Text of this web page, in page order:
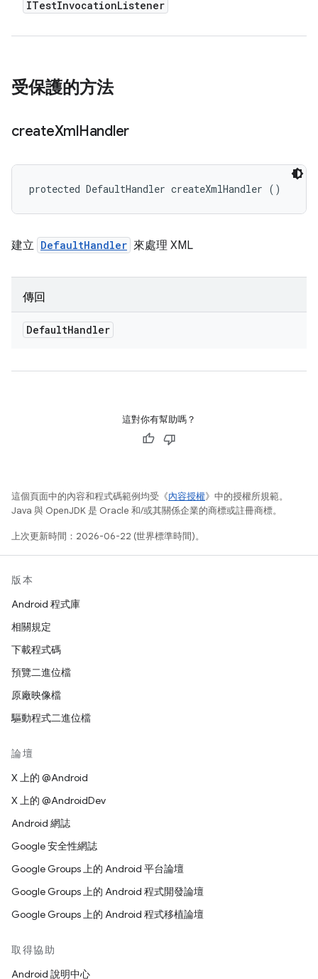
ITestInvocationListener
受保護的方法
createXmlHandler
protected DefaultHandler createXmlHandler ()
建立 DefaultHandler 來處理 XML
傳回
DefaultHandler
這對你有幫助嗎？
這個頁面中的內容和程式碼範例均受《內容授權》中的授權所規範。
Java 與 OpenJDK 是 Oracle 和/或其關係企業的商標或註冊商標。
上次更新時間：2026-06-22 (世界標準時間)。
版本
Android 程式庫
相關規定
下載程式碼
預覽二進位檔
原廠映像檔
驅動程式二進位檔
論壇
X 上的 @Android
X 上的 @AndroidDev
Android 網誌
Google 安全性網誌
Google Groups 上的 Android 平台論壇
Google Groups 上的 Android 程式開發論壇
Google Groups 上的 Android 程式移植論壇
取得協助
Android 說明中心